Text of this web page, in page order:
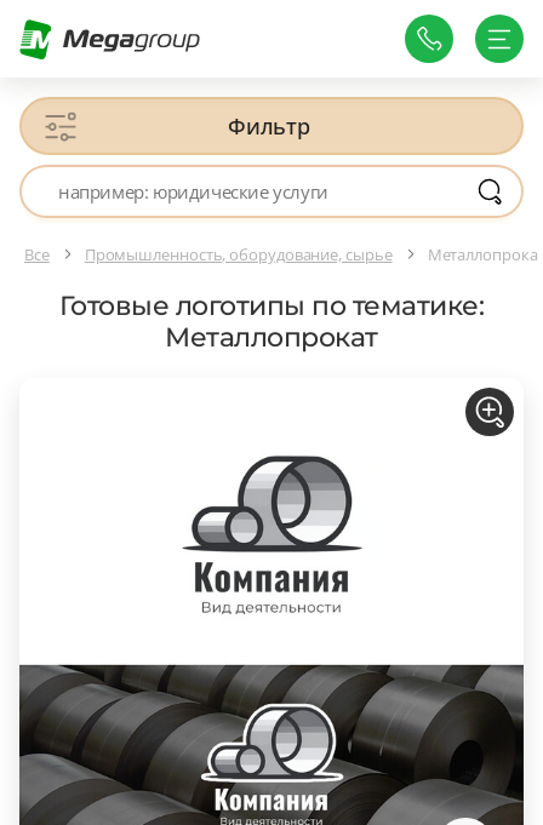
Фильтр
Все Промышленность, оборудование, сырье
Готовые логотипы по тематике:
Металлопрокат